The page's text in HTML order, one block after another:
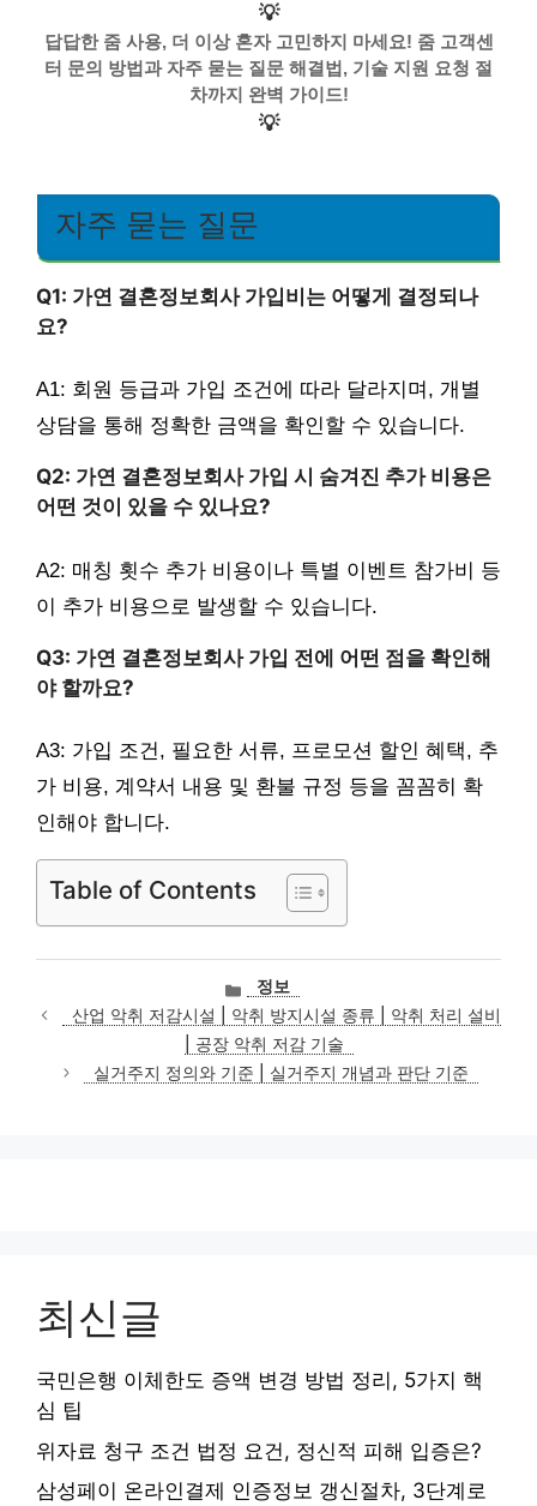
💡
답답한 줌 사용, 더 이상 혼자 고민하지 마세요! 줌 고객센
터 문의 방법과 자주 묻는 질문 해결법, 기술 지원 요청 절
차까지 완벽 가이드!
💡
자주 묻는 질문
Q1: 가연 결혼정보회사 가입비는 어떻게 결정되나
요?
A1: 회원 등급과 가입 조건에 따라 달라지며, 개별
상담을 통해 정확한 금액을 확인할 수 있습니다.
Q2: 가연 결혼정보회사 가입 시 숨겨진 추가 비용은
어떤 것이 있을 수 있나요?
A2: 매칭 횟수 추가 비용이나 특별 이벤트 참가비 등
이 추가 비용으로 발생할 수 있습니다.
Q3: 가연 결혼정보회사 가입 전에 어떤 점을 확인해
야 할까요?
A3: 가입 조건, 필요한 서류, 프로모션 할인 혜택, 추
가 비용, 계약서 내용 및 환불 규정 등을 꼼꼼히 확
인해야 합니다.
Table of Contents
카
테
고
리
정보
산업 악취 저감시설 | 악취 방지시설 종류 | 악취 처리 설비
| 공장 악취 저감 기술
실거주지 정의와 기준 | 실거주지 개념과 판단 기준
최신글
국민은행 이체한도 증액 변경 방법 정리, 5가지 핵
심 팁
위자료 청구 조건 법정 요건, 정신적 피해 입증은?
삼성페이 온라인결제 인증정보 갱신절차, 3단계로